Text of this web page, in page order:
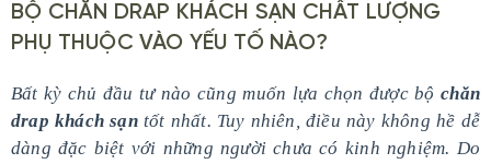
BỘ CHĂN DRAP KHÁCH SẠN CHẤT LƯỢNG
PHỤ THUỘC VÀO YẾU TỐ NÀO?
Bất kỳ chủ đầu tư nào cũng muốn lựa chọn được bộchăn
drap khách sạntốt nhất. Tuy nhiên, điều này không hề dễ
dàng đặc biệt với những người chưa có kinh nghiệm. Do